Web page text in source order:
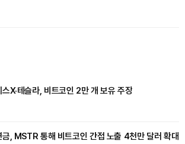
스X·테슬라, 비트코인 2만 개 보유 주장
금, MSTR 통해 비트코인 간접 노출 4천만 달러 확대